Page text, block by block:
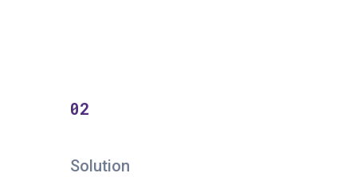
02
Solution